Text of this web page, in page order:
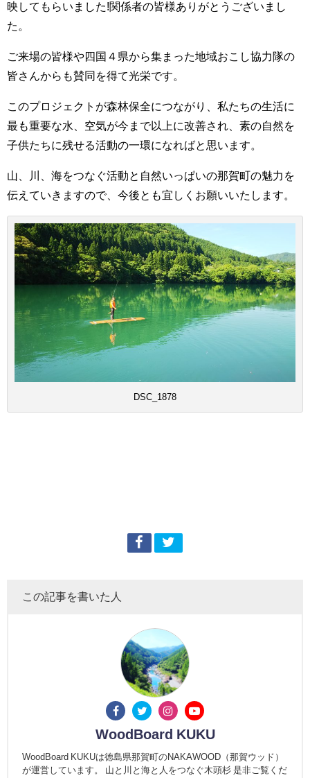
映してもらいました!関係者の皆様ありがとうございまし
た。
ご来場の皆様や四国４県から集まった地域おこし協力隊の
皆さんからも賛同を得て光栄です。
このプロジェクトが森林保全につながり、私たちの生活に
最も重要な水、空気が今まで以上に改善され、 素の自然を
子供たちに残せる活動の一環になればと思います。
山、川、海をつなぐ活動と自然いっぱいの那賀町の魅力を
伝えていきますので、今後とも宜しくお願いいたします。
DSC_1878
この記事を書いた人
WoodBoard KUKU
WoodBoard KUKUは徳島県那賀町のNAKAWOOD（那賀ウッド）
が運営しています。 山と川と海と人をつなぐ木頭杉 是非ご覧くだ